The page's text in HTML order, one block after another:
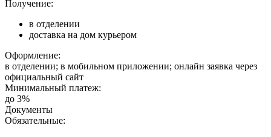
Получение:
в отделении
доставка на дом курьером
Оформление:
в отделении; в мобильном приложении; онлайн заявка через
официальный сайт
Минимальный платеж:
до 3%
Документы
Обязательные: